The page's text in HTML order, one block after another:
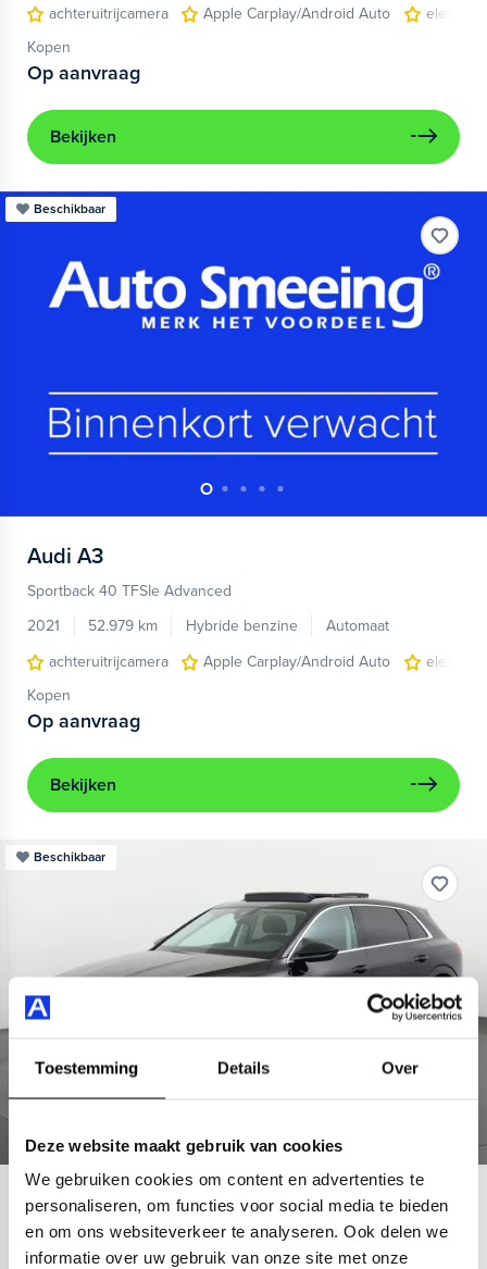
Toestemming Details Over
Deze website maakt gebruik van cookies
We gebruiken cookies om content en advertenties te
personaliseren, om functies voor social media te bieden
en om ons websiteverkeer te analyseren. Ook delen we
informatie over uw gebruik van onze site met onze
achteruitrijcamera
Apple Carplay/Android Auto
Kopen
Op aanvraag
Bekijken
Beschikbaar
Audi A3
Sportback 40 TFSIe Advanced
2021
52.979 km Hybride benzine
Automaat
achteruitrijcamera
Apple Carplay/Android Auto
Kopen
Op aanvraag
Bekijken
Beschikbaar
Audi e-tron
55 quattro Advanced 95 kWh